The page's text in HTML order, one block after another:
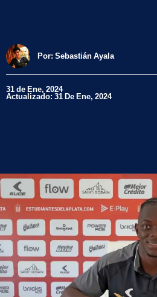
Por: Sebastián Ayala
31 de Ene, 2024
Actualizado: 31 De Ene, 2024